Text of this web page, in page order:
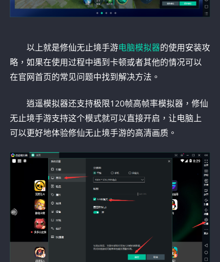
以上就是修仙无止境手游电脑模拟器的使用安装攻
略，如果在使用过程中遇到卡顿或者其他的情况可以
在官网首页的常见问题中找到解决方法。
逍遥模拟器还支持极限120帧高帧率模拟器，修仙
无止境手游支持这个模式就可以直接开启，让电脑上
可以更好地体验修仙无止境手游的高清画质。